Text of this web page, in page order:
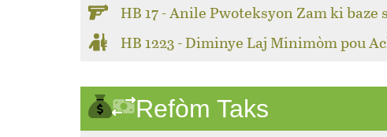
HB 17 - Anile Pwoteksyon Zam ki baze
HB 1223 - Diminye Laj Minimòm pou
Refòm Taks